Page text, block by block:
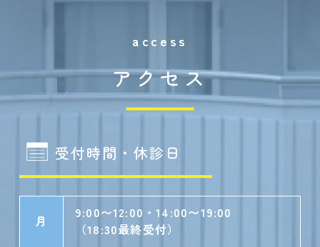
access
アクセス
受付時間・休診日
月
9:00〜12:00・14:00〜19:00
（18:30最終受付）